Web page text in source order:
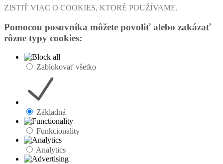
ZISTIŤ VIAC O COOKIES, KTORÉ POUŽÍVAME.
Pomocou posuvníka môžete povoliť alebo zakázať
rôzne typy cookies:
Zablokovať všetko
Základná
Funkcionality
Analytics